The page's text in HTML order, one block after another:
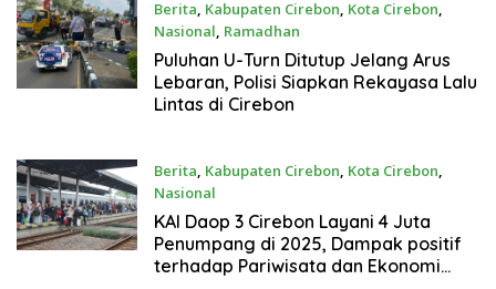
Berita, Kabupaten Cirebon, Kota Cirebon,
Nasional, Ramadhan
5 Bulan Yang Lalu
Puluhan U-Turn Ditutup Jelang Arus
Lebaran, Polisi Siapkan Rekayasa Lalu
Lintas di Cirebon
Berita, Kabupaten Cirebon, Kota Cirebon,
Nasional
7 Bulan Yang Lalu
KAI Daop 3 Cirebon Layani 4 Juta
Penumpang di 2025, Dampak positif
terhadap Pariwisata dan Ekonomi